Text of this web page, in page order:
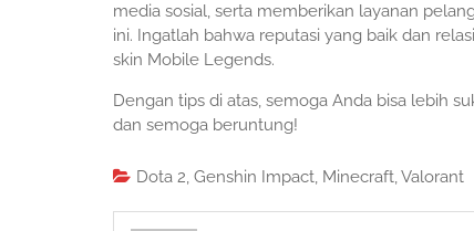
media sosial, serta memberikan layanan
ini. Ingatlah bahwa reputasi yang baik dan
skin Mobile Legends.
Dengan tips di atas, semoga Anda bisa lebih
dan semoga beruntung!
Dota 2, Genshin Impact, Minecraft,Valorant